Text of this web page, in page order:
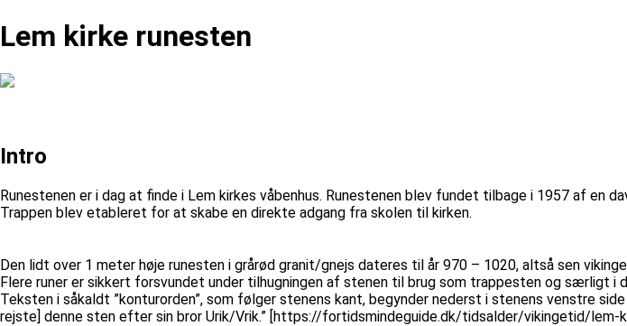
Lem kirke runesten
Intro
Runestenen er i dag at finde i Lem kirkes våbenhus. Runestenen blev fundet tilbage i 1957 af en
Trappen blev etableret for at skabe en direkte adgang fra skolen til kirken.
Den lidt over 1 meter høje runesten i grårød granit/gnejs dateres til år 970 – 1020, altså sen
Flere runer er sikkert forsvundet under tilhugningen af stenen til brug som trappesten og særligt i
Teksten i såkaldt ”konturorden”, som følger stenens kant, begynder nederst i stenens venstre
rejste] denne sten efter sin bror Urik/Vrik.” [https://fortidsmindeguide.dk/tidsalder/vikingetid/lem-